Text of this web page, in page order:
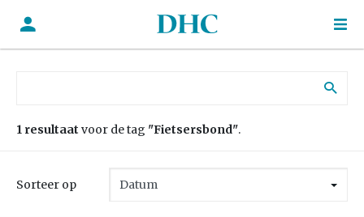
1 resultaat voor de tag "Fietsersbond".
Sorteer op